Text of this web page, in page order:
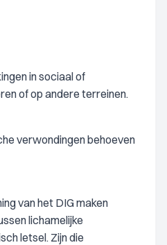
in sociaal of
of op andere terreinen.
verwondingen behoeven
van het DIG maken
lichamelijke
letsel. Zijn die